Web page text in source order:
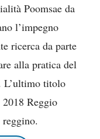
Poomsae da
l’impegno
ricerca da parte
alla pratica del
L’ultimo titolo
Reggio